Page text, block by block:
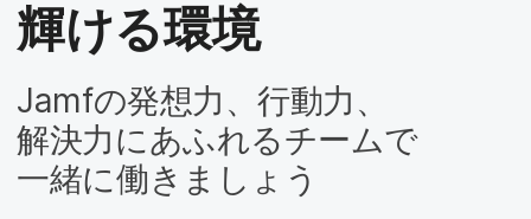
輝ける​環境
Jamfの​発想力、​行動力、​
解決力に​あふれる​チームで​
一緒に​働きましょう